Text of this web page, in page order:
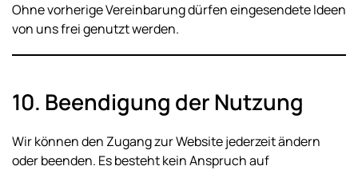
Ohne vorherige Vereinbarung dürfen eingesendete Ideen
von uns frei genutzt werden.
10. Beendigung der Nutzung
Wir können den Zugang zur Website jederzeit ändern
oder beenden. Es besteht kein Anspruch auf